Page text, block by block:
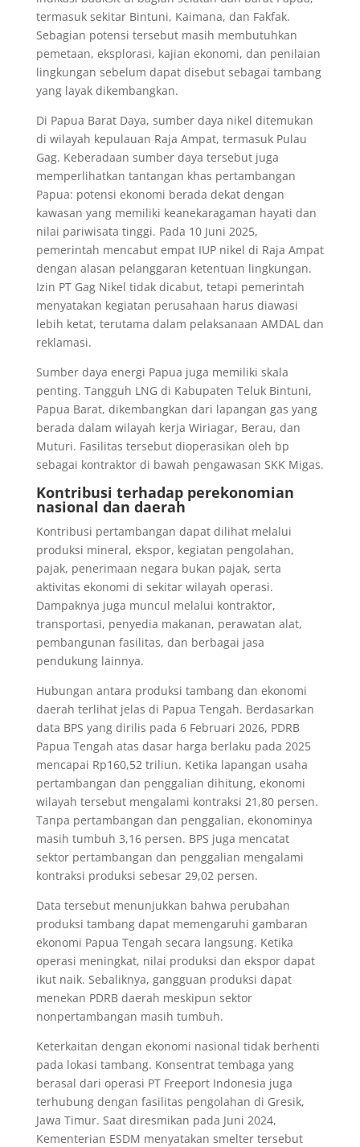
termasuk sekitar Bintuni, Kaimana, dan Fakfak.
Sebagian potensi tersebut masih membutuhkan
pemetaan, eksplorasi, kajian ekonomi, dan penilaian
lingkungan sebelum dapat disebut sebagai tambang
yang layak dikembangkan.
Di Papua Barat Daya, sumber daya nikel ditemukan
di wilayah kepulauan Raja Ampat, termasuk Pulau
Gag. Keberadaan sumber daya tersebut juga
memperlihatkan tantangan khas pertambangan
Papua: potensi ekonomi berada dekat dengan
kawasan yang memiliki keanekaragaman hayati dan
nilai pariwisata tinggi. Pada 10 Juni 2025,
pemerintah mencabut empat IUP nikel di Raja Ampat
dengan alasan pelanggaran ketentuan lingkungan.
Izin PT Gag Nikel tidak dicabut, tetapi pemerintah
menyatakan kegiatan perusahaan harus diawasi
lebih ketat, terutama dalam pelaksanaan AMDAL dan
reklamasi.
Sumber daya energi Papua juga memiliki skala
penting. Tangguh LNG di Kabupaten Teluk Bintuni,
Papua Barat, dikembangkan dari lapangan gas yang
berada dalam wilayah kerja Wiriagar, Berau, dan
Muturi. Fasilitas tersebut dioperasikan oleh bp
sebagai kontraktor di bawah pengawasan SKK Migas.
Kontribusi terhadap perekonomian
nasional dan daerah
Kontribusi pertambangan dapat dilihat melalui
produksi mineral, ekspor, kegiatan pengolahan,
pajak, penerimaan negara bukan pajak, serta
aktivitas ekonomi di sekitar wilayah operasi.
Dampaknya juga muncul melalui kontraktor,
transportasi, penyedia makanan, perawatan alat,
pembangunan fasilitas, dan berbagai jasa
pendukung lainnya.
Hubungan antara produksi tambang dan ekonomi
daerah terlihat jelas di Papua Tengah. Berdasarkan
data BPS yang dirilis pada 6 Februari 2026, PDRB
Papua Tengah atas dasar harga berlaku pada 2025
mencapai Rp160,52 triliun. Ketika lapangan usaha
pertambangan dan penggalian dihitung, ekonomi
wilayah tersebut mengalami kontraksi 21,80 persen.
Tanpa pertambangan dan penggalian, ekonominya
masih tumbuh 3,16 persen. BPS juga mencatat
sektor pertambangan dan penggalian mengalami
kontraksi produksi sebesar 29,02 persen.
Data tersebut menunjukkan bahwa perubahan
produksi tambang dapat memengaruhi gambaran
ekonomi Papua Tengah secara langsung. Ketika
operasi meningkat, nilai produksi dan ekspor dapat
ikut naik. Sebaliknya, gangguan produksi dapat
menekan PDRB daerah meskipun sektor
nonpertambangan masih tumbuh.
Keterkaitan dengan ekonomi nasional tidak berhenti
pada lokasi tambang. Konsentrat tembaga yang
berasal dari operasi PT Freeport Indonesia juga
terhubung dengan fasilitas pengolahan di Gresik,
Jawa Timur. Saat diresmikan pada Juni 2024,
Kementerian ESDM menyatakan smelter tersebut